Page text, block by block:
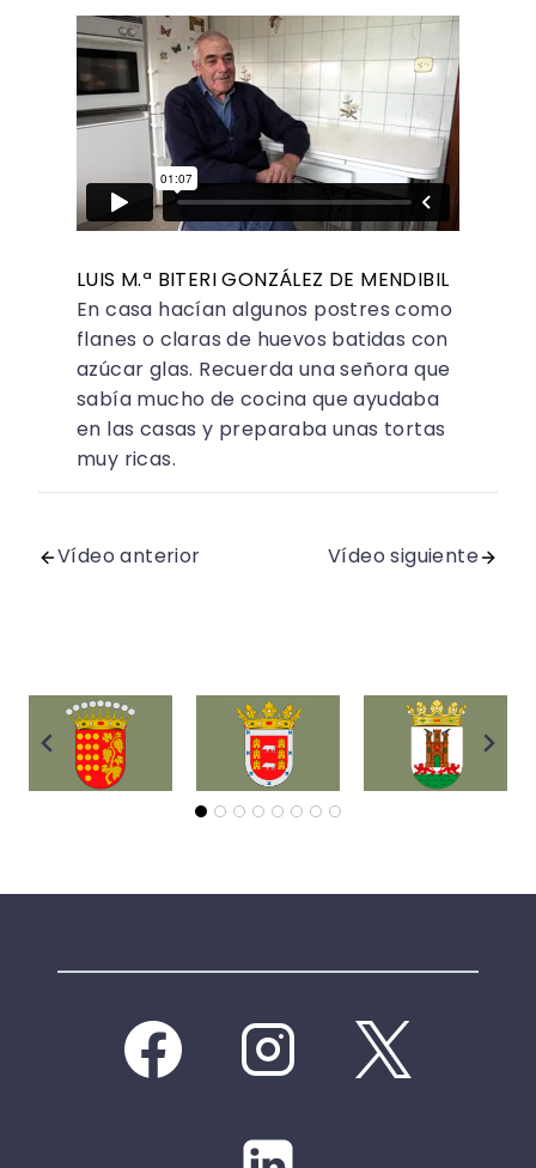
LUIS M.ª BITERI GONZÁLEZ DE MENDIBIL
En casa hacían algunos postres como
flanes o claras de huevos batidas con
azúcar glas. Recuerda una señora que
sabía mucho de cocina que ayudaba
en las casas y preparaba unas tortas
muy ricas.
Vídeo anterior Vídeo siguiente